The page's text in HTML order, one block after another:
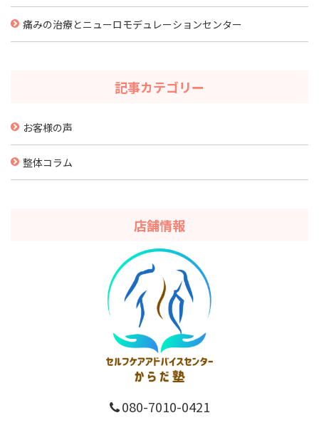
痛みの治療とニューロモデュレーションセンター
記事カテゴリー
お客様の声
整体コラム
店舗情報
080-7010-0421